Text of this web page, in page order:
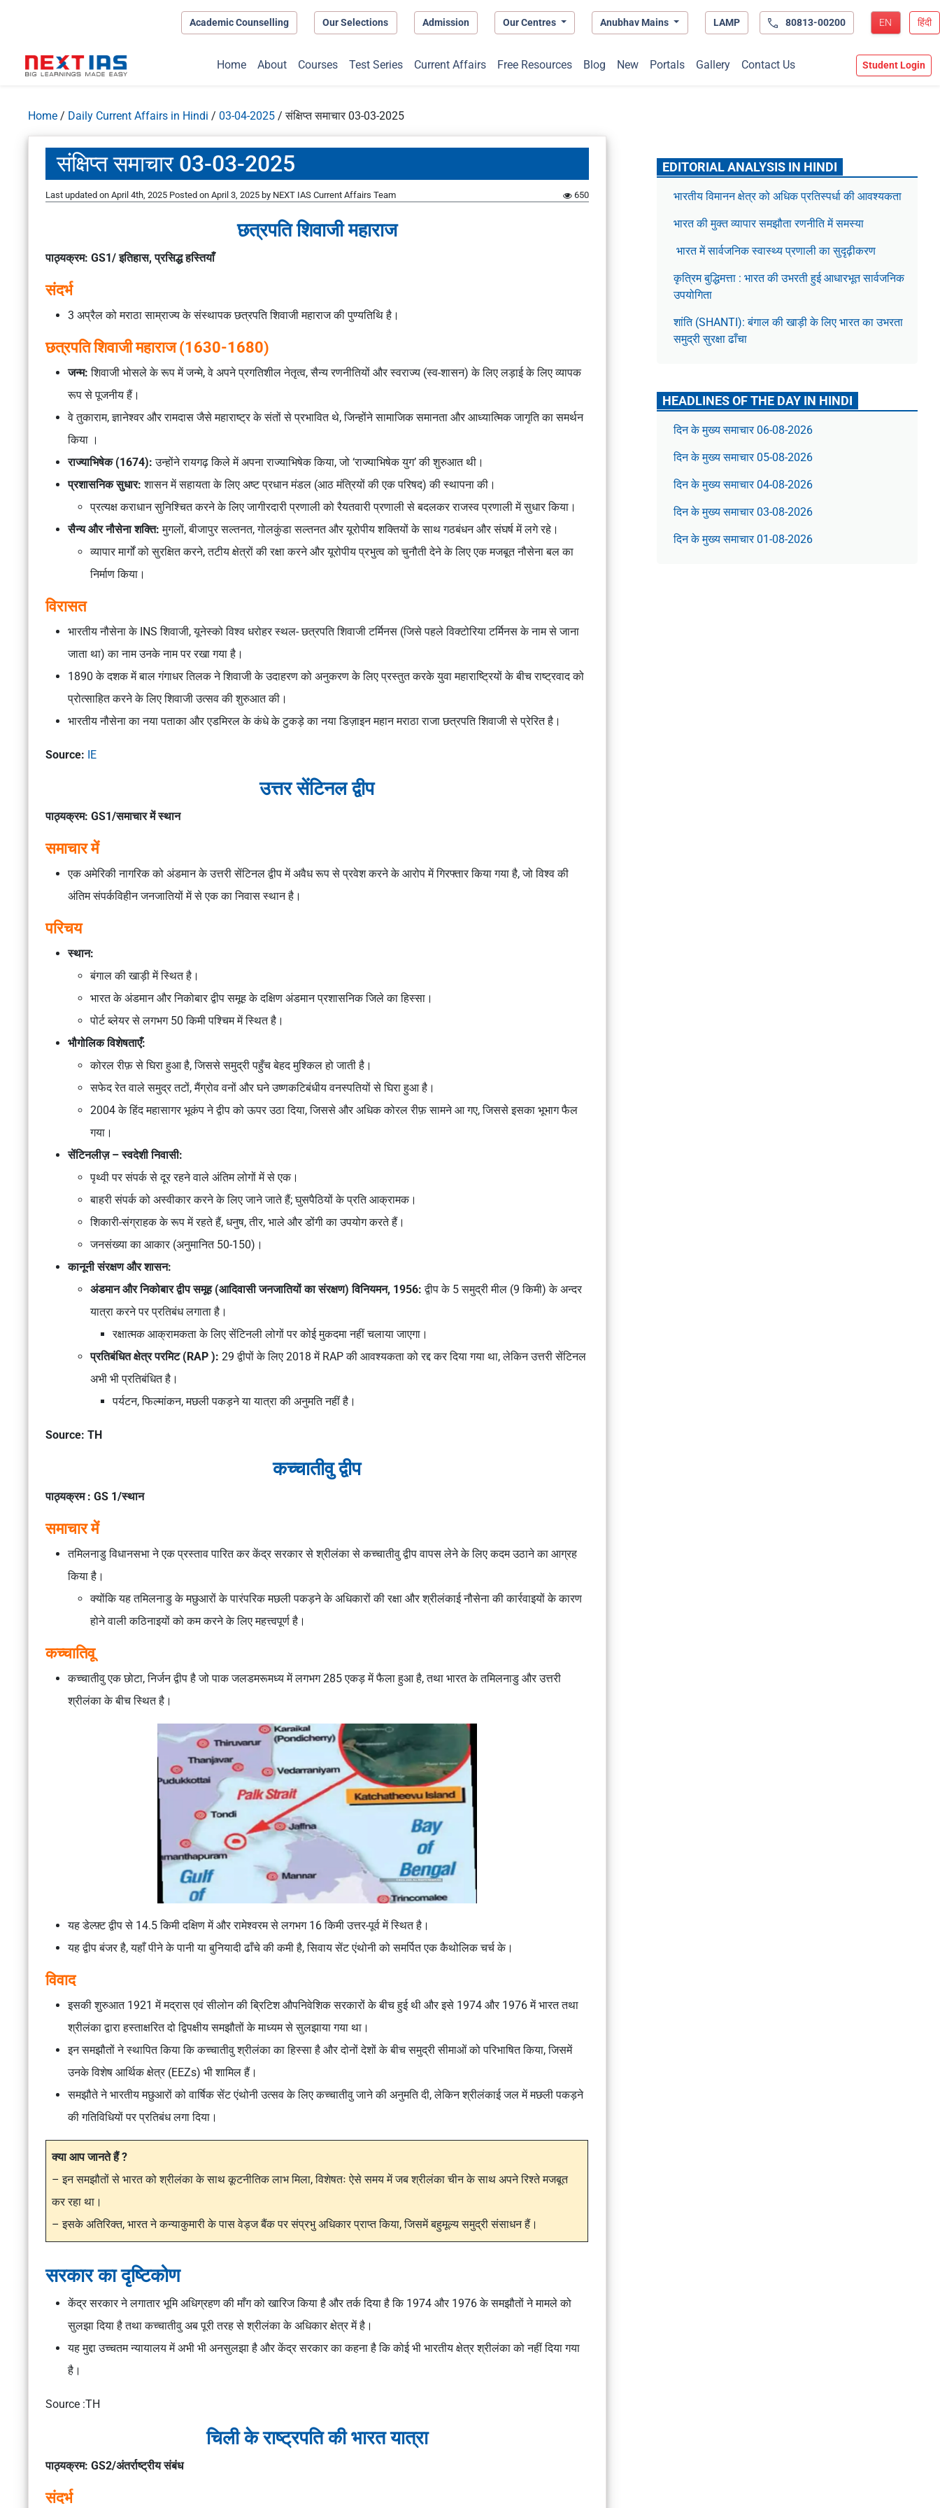
Academic Counselling Our Selections Admission Our Centres Anubhav Mains LAMP 80813-00200 EN हिंदी
Home About Courses Test Series Current Affairs Free Resources Blog New Portals Gallery Contact Us Student Login
Home / Daily Current Affairs in Hindi / 03-04-2025 /संक्षिप्त समाचार 03-03-2025
संक्षिप्त समाचार 03-03-2025
Last updated on April 4th, 2025 Posted on April 3, 2025 by NEXT IAS Current Affairs Team 650
छत्रपति शिवाजी महाराज
पाठ्यक्रम: GS1/ इतिहास, प्रसिद्ध हस्तियाँ
संदर्भ
3 अप्रैल को मराठा साम्राज्य के संस्थापक छत्रपति शिवाजी महाराज की पुण्यतिथि है।
छत्रपति शिवाजी महाराज (1630-1680)
जन्म:शिवाजी भोसले के रूप में जन्मे, वे अपने प्रगतिशील नेतृत्व, सैन्य रणनीतियों और स्वराज्य (स्व-शासन) के लिए लड़ाई के लिए व्यापक
रूप से पूजनीय हैं।
वे तुकाराम, ज्ञानेश्वर और रामदास जैसे महाराष्ट्र के संतों से प्रभावित थे, जिन्होंने सामाजिक समानता और आध्यात्मिक जागृति का समर्थन
किया ।
राज्याभिषेक (1674):उन्होंने रायगढ़ किले में अपना राज्याभिषेक किया, जो ‘राज्याभिषेक युग’ की शुरुआत थी।
प्रशासनिक सुधार:शासन में सहायता के लिए अष्ट प्रधान मंडल (आठ मंत्रियों की एक परिषद) की स्थापना की।
प्रत्यक्ष कराधान सुनिश्चित करने के लिए जागीरदारी प्रणाली को रैयतवारी प्रणाली से बदलकर राजस्व प्रणाली में सुधार किया।
सैन्य और नौसेना शक्ति:मुगलों, बीजापुर सल्तनत, गोलकुंडा सल्तनत और यूरोपीय शक्तियों के साथ गठबंधन और संघर्ष में लगे रहे।
व्यापार मार्गों को सुरक्षित करने, तटीय क्षेत्रों की रक्षा करने और यूरोपीय प्रभुत्व को चुनौती देने के लिए एक मजबूत नौसेना बल का
निर्माण किया।
विरासत
भारतीय नौसेना के INS शिवाजी, यूनेस्को विश्व धरोहर स्थल- छत्रपति शिवाजी टर्मिनस (जिसे पहले विक्टोरिया टर्मिनस के नाम से जाना
जाता था) का नाम उनके नाम पर रखा गया है।
1890 के दशक में बाल गंगाधर तिलक ने शिवाजी के उदाहरण को अनुकरण के लिए प्रस्तुत करके युवा महाराष्ट्रियों के बीच राष्ट्रवाद को
प्रोत्साहित करने के लिए शिवाजी उत्सव की शुरुआत की।
भारतीय नौसेना का नया पताका और एडमिरल के कंधे के टुकड़े का नया डिज़ाइन महान मराठा राजा छत्रपति शिवाजी से प्रेरित है।
Source: IE
उत्तर सेंटिनल द्वीप
पाठ्यक्रम: GS1/समाचार में स्थान
समाचार में
एक अमेरिकी नागरिक को अंडमान के उत्तरी सेंटिनल द्वीप में अवैध रूप से प्रवेश करने के आरोप में गिरफ्तार किया गया है, जो विश्व की
अंतिम संपर्कविहीन जनजातियों में से एक का निवास स्थान है।
परिचय
स्थान:
बंगाल की खाड़ी में स्थित है।
भारत के अंडमान और निकोबार द्वीप समूह के दक्षिण अंडमान प्रशासनिक जिले का हिस्सा।
पोर्ट ब्लेयर से लगभग 50 किमी पश्चिम में स्थित है।
भौगोलिक विशेषताएँ:
कोरल रीफ़ से घिरा हुआ है, जिससे समुद्री पहुँच बेहद मुश्किल हो जाती है।
सफेद रेत वाले समुद्र तटों, मैंग्रोव वनों और घने उष्णकटिबंधीय वनस्पतियों से घिरा हुआ है।
2004 के हिंद महासागर भूकंप ने द्वीप को ऊपर उठा दिया, जिससे और अधिक कोरल रीफ़ सामने आ गए, जिससे इसका भूभाग फैल
गया।
सेंटिनलीज़ – स्वदेशी निवासी:
पृथ्वी पर संपर्क से दूर रहने वाले अंतिम लोगों में से एक।
बाहरी संपर्क को अस्वीकार करने के लिए जाने जाते हैं; घुसपैठियों के प्रति आक्रामक।
शिकारी-संग्राहक के रूप में रहते हैं, धनुष, तीर, भाले और डोंगी का उपयोग करते हैं।
जनसंख्या का आकार (अनुमानित 50-150)।
कानूनी संरक्षण और शासन:
अंडमान और निकोबार द्वीप समूह (आदिवासी जनजातियों का संरक्षण) विनियमन, 1956:द्वीप के 5 समुद्री मील (9 किमी) के अन्दर
यात्रा करने पर प्रतिबंध लगाता है।
रक्षात्मक आक्रामकता के लिए सेंटिनली लोगों पर कोई मुकदमा नहीं चलाया जाएगा।
प्रतिबंधित क्षेत्र परमिट (RAP ): 29 द्वीपों के लिए 2018 में RAP की आवश्यकता को रद्द कर दिया गया था, लेकिन उत्तरी सेंटिनल
अभी भी प्रतिबंधित है।
पर्यटन, फिल्मांकन, मछली पकड़ने या यात्रा की अनुमति नहीं है।
Source: TH
कच्चातीवु द्वीप
पाठ्यक्रम : GS 1/स्थान
समाचार में
तमिलनाडु विधानसभा ने एक प्रस्ताव पारित कर केंद्र सरकार से श्रीलंका से कच्चातीवु द्वीप वापस लेने के लिए कदम उठाने का आग्रह
किया है।
क्योंकि यह तमिलनाडु के मछुआरों के पारंपरिक मछली पकड़ने के अधिकारों की रक्षा और श्रीलंकाई नौसेना की कार्रवाइयों के कारण
होने वाली कठिनाइयों को कम करने के लिए महत्त्वपूर्ण है।
कच्चातिवू
कच्चातीवु एक छोटा, निर्जन द्वीप है जो पाक जलडमरूमध्य में लगभग 285 एकड़ में फैला हुआ है, तथा भारत के तमिलनाडु और उत्तरी
श्रीलंका के बीच स्थित है।
यह डेल्फ़्ट द्वीप से 14.5 किमी दक्षिण में और रामेश्वरम से लगभग 16 किमी उत्तर-पूर्व में स्थित है।
यह द्वीप बंजर है, यहाँ पीने के पानी या बुनियादी ढाँचे की कमी है, सिवाय सेंट एंथोनी को समर्पित एक कैथोलिक चर्च के।
विवाद
इसकी शुरुआत 1921 में मद्रास एवं सीलोन की ब्रिटिश औपनिवेशिक सरकारों के बीच हुई थी और इसे 1974 और 1976 में भारत तथा
श्रीलंका द्वारा हस्ताक्षरित दो द्विपक्षीय समझौतों के माध्यम से सुलझाया गया था।
इन समझौतों ने स्थापित किया कि कच्चातीवु श्रीलंका का हिस्सा है और दोनों देशों के बीच समुद्री सीमाओं को परिभाषित किया, जिसमें
उनके विशेष आर्थिक क्षेत्र (EEZs) भी शामिल हैं।
समझौते ने भारतीय मछुआरों को वार्षिक सेंट एंथोनी उत्सव के लिए कच्चातीवु जाने की अनुमति दी, लेकिन श्रीलंकाई जल में मछली पकड़ने
की गतिविधियों पर प्रतिबंध लगा दिया।
क्या आप जानते हैं ?
– इन समझौतों से भारत को श्रीलंका के साथ कूटनीतिक लाभ मिला, विशेषतः ऐसे समय में जब श्रीलंका चीन के साथ अपने रिश्ते मजबूत
कर रहा था।
– इसके अतिरिक्त, भारत ने कन्याकुमारी के पास वेड्ज बैंक पर संप्रभु अधिकार प्राप्त किया, जिसमें बहुमूल्य समुद्री संसाधन हैं।
सरकार का दृष्टिकोण
केंद्र सरकार ने लगातार भूमि अधिग्रहण की माँग को खारिज किया है और तर्क दिया है कि 1974 और 1976 के समझौतों ने मामले को
सुलझा दिया है तथा कच्चातीवु अब पूरी तरह से श्रीलंका के अधिकार क्षेत्र में है।
यह मुद्दा उच्चतम न्यायालय में अभी भी अनसुलझा है और केंद्र सरकार का कहना है कि कोई भी भारतीय क्षेत्र श्रीलंका को नहीं दिया गया
है।
Source :TH
चिली के राष्ट्रपति की भारत यात्रा
पाठ्यक्रम: GS2/अंतर्राष्ट्रीय संबंध
संदर्भ
EDITORIAL ANALYSIS IN HINDI
भारतीय विमानन क्षेत्र को अधिक प्रतिस्पर्धा की आवश्यकता
भारत की मुक्त व्यापार समझौता रणनीति में समस्या
भारत में सार्वजनिक स्वास्थ्य प्रणाली का सुदृढ़ीकरण
कृत्रिम बुद्धिमत्ता : भारत की उभरती हुई आधारभूत सार्वजनिक
उपयोगिता
शांति (SHANTI): बंगाल की खाड़ी के लिए भारत का उभरता
समुद्री सुरक्षा ढाँचा
HEADLINES OF THE DAY IN HINDI
दिन के मुख्य समाचार 06-08-2026
दिन के मुख्य समाचार 05-08-2026
दिन के मुख्य समाचार 04-08-2026
दिन के मुख्य समाचार 03-08-2026
दिन के मुख्य समाचार 01-08-2026